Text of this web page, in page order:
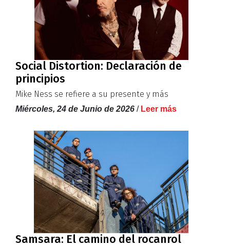
Social Distortion: Declaración de
principios
Mike Ness se refiere a su presente y más
Miércoles, 24 de Junio de 2026 / Leer más
Samsara: El camino del rocanrol